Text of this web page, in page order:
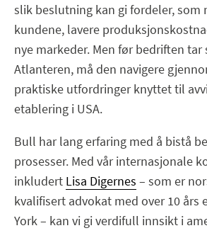
slik beslutning kan gi fordeler,
kundene, lavere
nye markeder. Men før bedriften tar
Atlanteren, må den navigere
praktiske utfordringer knyttet til
etablering i USA.
Bull har lang erfaring med å bistå
prosesser. Med vår internasjonale
inkludert Lisa Digernes – som er
kvalifisert advokat med over 10 års
York – kan vi gi verdifull innsikt i